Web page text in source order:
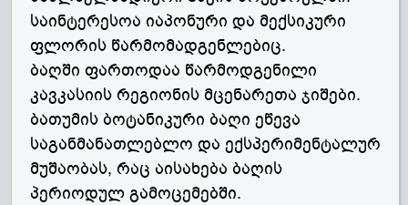
საინტერესოა იაპონური და მექსიკური
ფლორის წარმომადგენლებიც.
ბაღში ფართოდაა წარმოდგენილი
კავკასიის რეგიონის მცენარეთა ჯიშები.
ბათუმის ბოტანიკური ბაღი ეწევა
საგანმანათლებლო და ექსპერიმენტალურ
მუშაობას, რაც აისახება ბაღის
პერიოდულ გამოცემებში.